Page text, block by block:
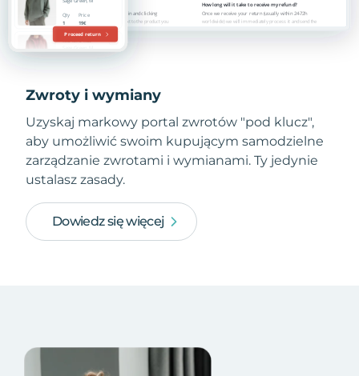
Zwroty i wymiany
Uzyskaj markowy portal zwrotów "pod klucz",
aby umożliwić swoim kupującym samodzielne
zarządzanie zwrotami i wymianami. Ty jedynie
ustalasz zasady.
Dowiedz się więcej